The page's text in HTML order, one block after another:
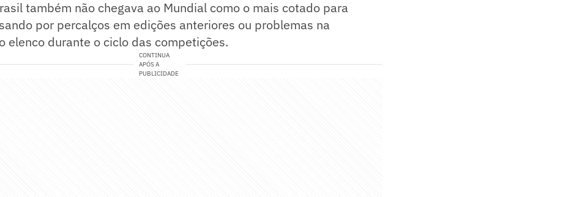
também não chegava ao Mundial como o mais cotado para
por percalços em edições anteriores ou problemas na
elenco durante o ciclo das competições.
CONTINUA
APÓS A
PUBLICIDADE